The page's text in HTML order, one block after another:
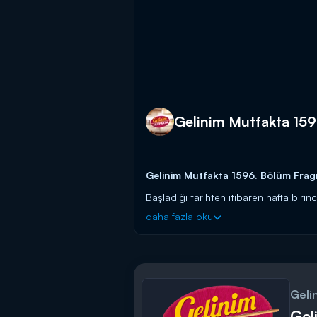
Gelinim Mutfakta
Gelinim Mutfakta 1596. Bölüm
Başladığı tarihten itibaren hafta
güvenen gelin ve kaynana adaylarını
Gelinim Mutfakta, yeni
daha fazla oku